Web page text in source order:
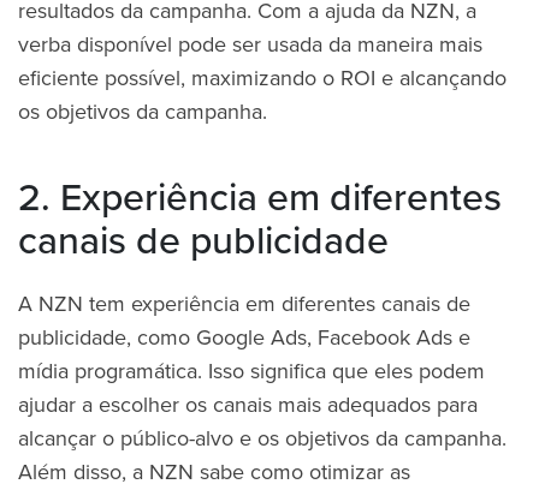
resultados da campanha. Com a ajuda da NZN, a
verba disponível pode ser usada da maneira mais
eficiente possível, maximizando o ROI e alcançando
os objetivos da campanha.
2. Experiência em diferentes
canais de publicidade
A NZN tem experiência em diferentes canais de
publicidade, como Google Ads, Facebook Ads e
mídia programática. Isso significa que eles podem
ajudar a escolher os canais mais adequados para
alcançar o público-alvo e os objetivos da campanha.
Além disso, a NZN sabe como otimizar as